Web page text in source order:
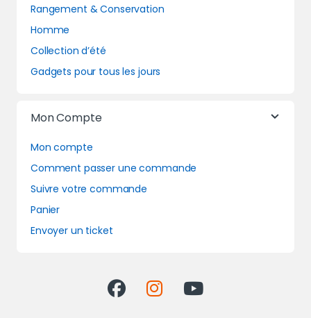
Rangement & Conservation
Homme
Collection d’été
Gadgets pour tous les jours
Mon Compte
Mon compte
Comment passer une commande
Suivre votre commande
Panier
Envoyer un ticket